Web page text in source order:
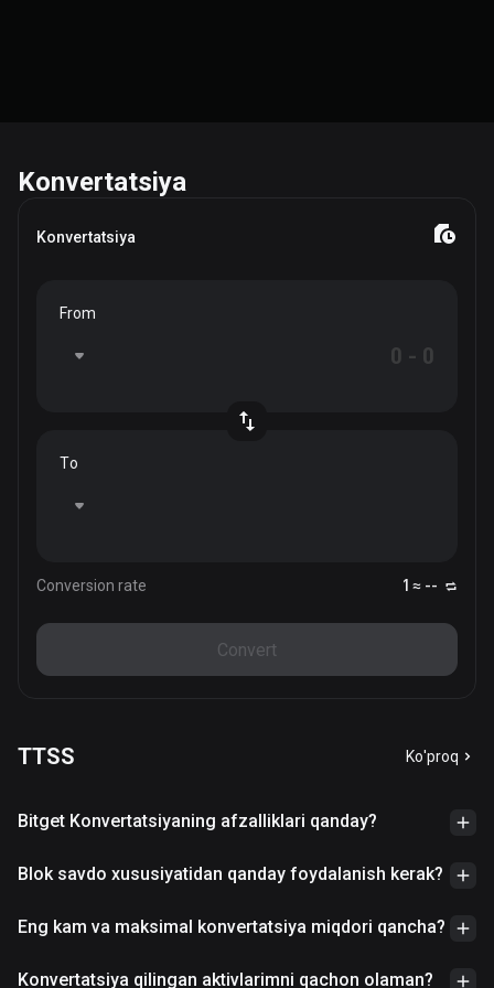
Konvertatsiya
Konvertatsiya
From
To
Conversion rate 1 ≈ --
Convert
TTSS Ko'proq
Bitget Konvertatsiyaning afzalliklari qanday?
Blok savdo xususiyatidan qanday foydalanish kerak?
Eng kam va maksimal konvertatsiya miqdori qancha?
Konvertatsiya qilingan aktivlarimni qachon olaman?